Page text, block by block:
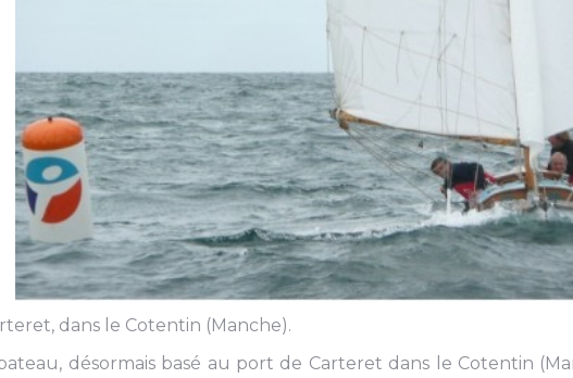
dans le Cotentin (Manche).
désormais basé au port de Carteret dans le Cotentin